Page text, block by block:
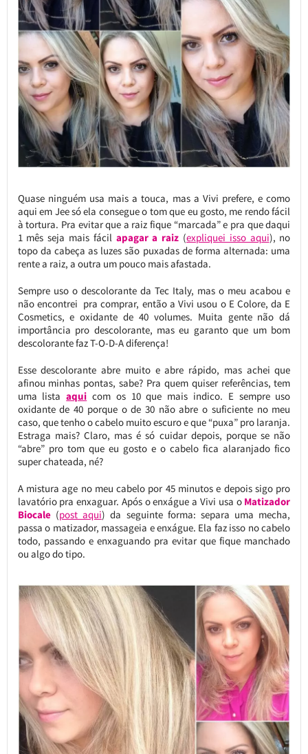
Quase ninguém usa mais a touca, mas a Vivi prefere, e como
aqui em Jee só ela consegue o tom que eu gosto, me rendo fácil
à tortura. Pra evitar que a raiz fique “marcada” e pra que daqui
1 mês seja mais fácilapagar a raiz (expliquei isso aqui), no
topo da cabeça as luzes são puxadas de forma alternada: uma
rente a raiz, a outra um pouco mais afastada.
Sempre uso o descolorante da Tec Italy, mas o meu acabou e
não encontrei pra comprar, então a Vivi usou o E Colore, da E
Cosmetics, e oxidante de 40 volumes. Muita gente não dá
importância pro descolorante, mas eu garanto que um bom
descolorante faz T-O-D-A diferença!
Esse descolorante abre muito e abre rápido, mas achei que
afinou minhas pontas, sabe? Pra quem quiser referências, tem
uma listaaqui com os 10 que mais indico. E sempre uso
oxidante de 40 porque o de 30 não abre o suficiente no meu
caso, que tenho o cabelo muito escuro e que “puxa” pro laranja.
Estraga mais? Claro, mas é só cuidar depois, porque se não
“abre” pro tom que eu gosto e o cabelo fica alaranjado fico
super chateada, né?
A mistura age no meu cabelo por 45 minutos e depois sigo pro
lavatório pra enxaguar. Após o enxágue a Vivi usa o Matizador
Biocale(post aqui) da seguinte forma: separa uma mecha,
passa o matizador, massageia e enxágue. Ela faz isso no cabelo
todo, passando e enxaguando pra evitar que fique manchado
ou algo do tipo.